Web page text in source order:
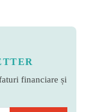
financiare și